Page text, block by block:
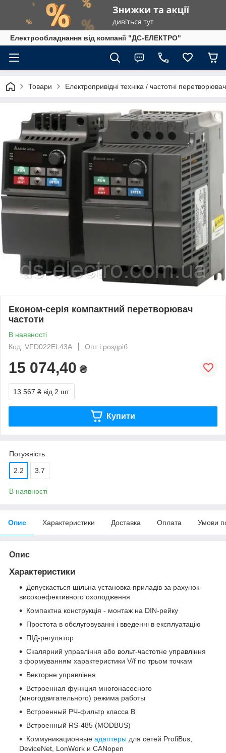
Електрообладнання від компанії "ДС-ЕЛЕКТРО"
Товари Електропривідні техніка / частотні
Економ-серія компактний перетворювач
частоти
В наявності
Код: VFD022EL43A
Опт і роздріб
15 074,40 ₴
13 567 ₴ від 2 шт.
Купити
Потужність
2.2 3.7
В наявності
Опис Характеристики Доставка Оплата Умови
Опис
Характеристики
Допускається щільна установка приладів за рахунок
високоефективного охолодження
Компактна конструкція - монтаж на DIN-рейку
Простота в обслуговуванні і введенні в експлуатацію
ПІД-регулятор
Скалярний управління або вольт-частотне управління
з формуванням характеристики V/f по трьом точкам
Векторне управління
Встроенная функция многонасосного
(многодвигательного) режима работы
Встроенный РЧ-фильтр класса B
Встроенный RS-485 (MODBUS)
Коммуникационные адаптеры для сетей ProfiBus,
DeviceNet, LonWork и CANopen